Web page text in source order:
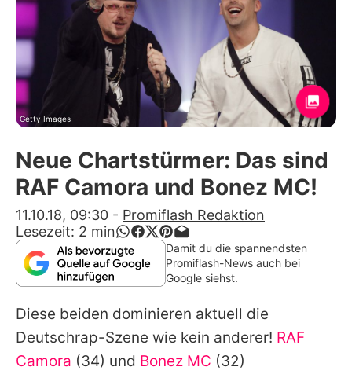
Filme & Serien
Lifestyle
Familie & Liebe
Promiflash Exklusiv
Alle Themen auf Promiflash
App runterladen
Team
Redaktionelle Richtlinien
Impressum
Getty Images
Neue Chartstürmer: Das sind
RAF Camora und Bonez MC!
11.10.18, 09:30 - Promiflash Redaktion
Lesezeit: 2 min
Damit du die spannendsten
Promiflash-News auch bei
Google siehst.
Diese beiden dominieren aktuell die
Deutschrap-Szene wie kein anderer! RAF
Camora (34) und Bonez MC (32)